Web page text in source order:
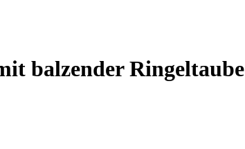
balzender Ringeltaube